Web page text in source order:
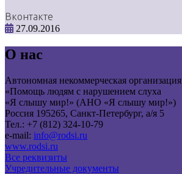
Вконтакте
27.09.2016
О нас
Автономная некоммерческая организация
«Помощь людям с нарушением слуха
«Я слышу мир!» (АНО «Я слышу мир!»)
Россия 195265, Санкт-Петербург, а/я 5
Тел.: +7 (812) 324-10-79
e-mail: info@rodsi.ru
www.rodsi.ru
Все реквизиты
Учредительные документы